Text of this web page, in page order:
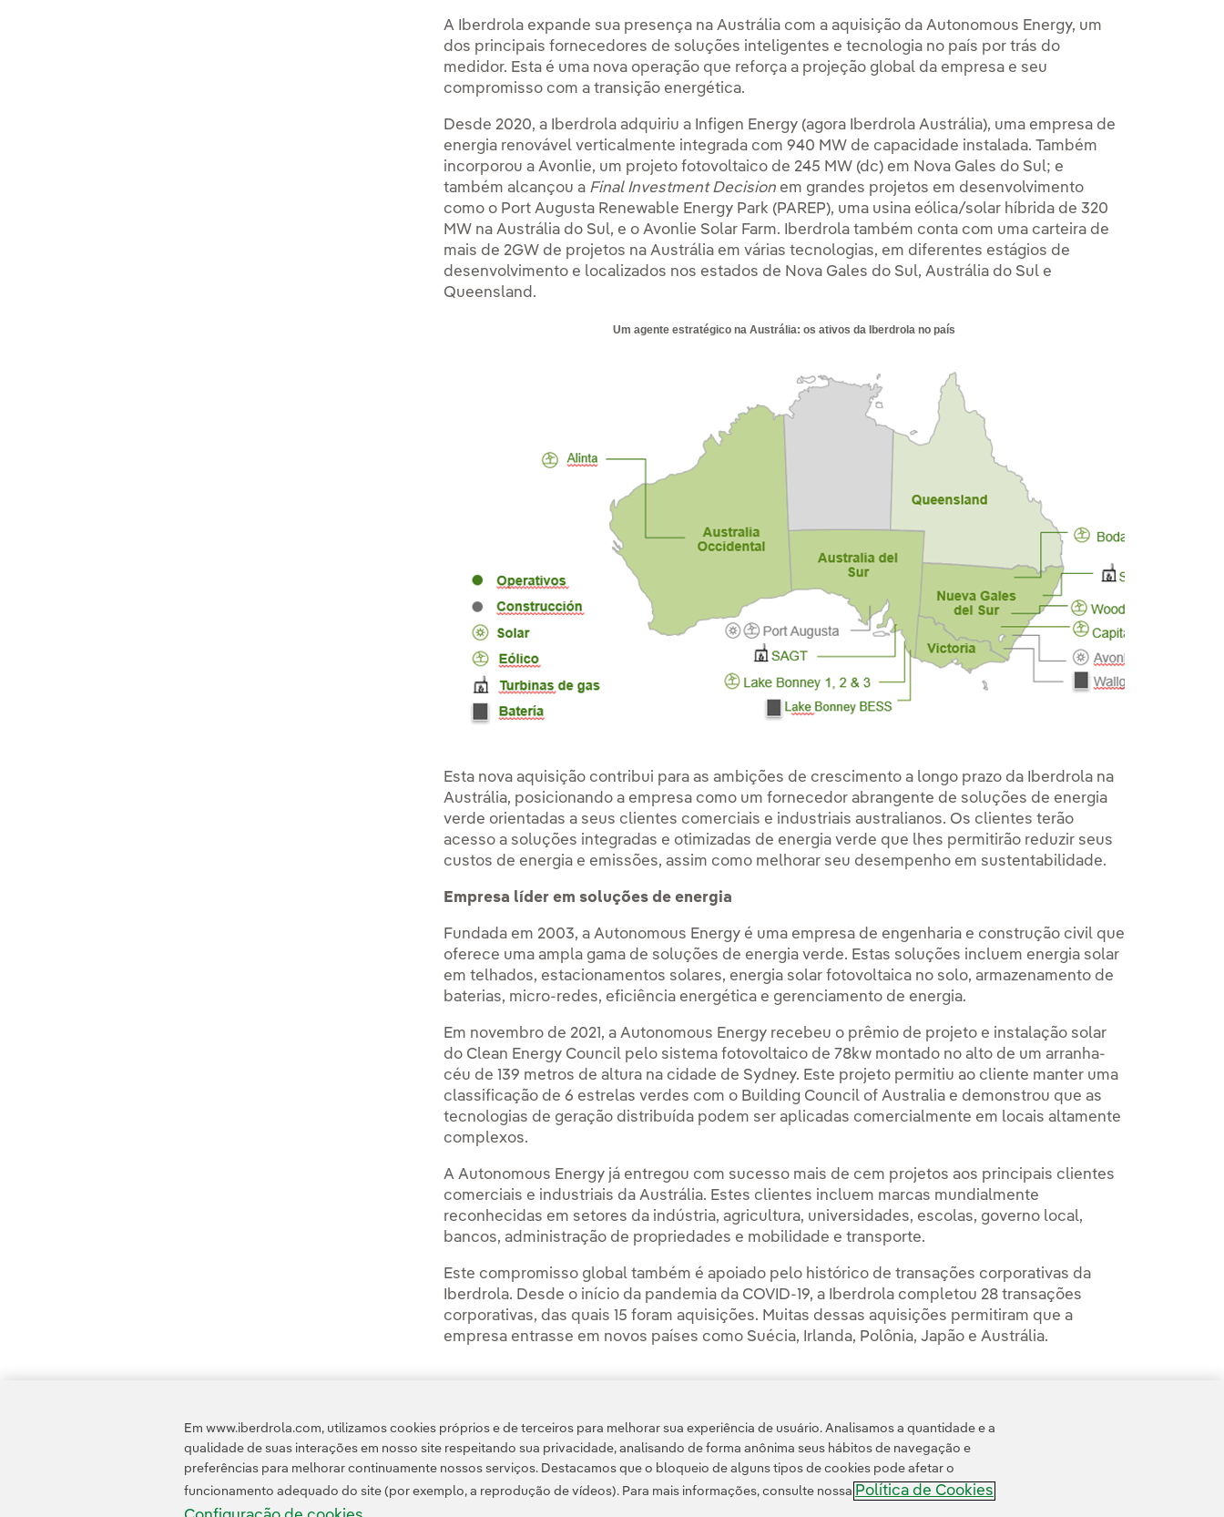
A Iberdrola expande sua presença na Austrália com a aquisição da Autonomous Energy, um
dos principais fornecedores de soluções inteligentes e tecnologia no país por trás do
medidor. Esta é uma nova operação que reforça a projeção global da empresa e seu
compromisso com a transição energética.
Desde 2020, a Iberdrola adquiriu a Infigen Energy (agora Iberdrola Austrália), uma empresa de
energia renovável verticalmente integrada com 940 MW de capacidade instalada. Também
incorporou a Avonlie, um projeto fotovoltaico de 245 MW (dc) em Nova Gales do Sul; e
também alcançou a Final Investment Decision em grandes projetos em desenvolvimento
como o Port Augusta Renewable Energy Park (PAREP), uma usina eólica/solar híbrida de 320
MW na Austrália do Sul, e o Avonlie Solar Farm. Iberdrola também conta com uma carteira de
mais de 2GW de projetos na Austrália em várias tecnologias, em diferentes estágios de
desenvolvimento e localizados nos estados de Nova Gales do Sul, Austrália do Sul e
Queensland.
Um agente estratégico na Austrália: os ativos da Iberdrola no país
Esta nova aquisição contribui para as ambições de crescimento a longo prazo da Iberdrola na
Austrália, posicionando a empresa como um fornecedor abrangente de soluções de energia
verde orientadas a seus clientes comerciais e industriais australianos. Os clientes terão
acesso a soluções integradas e otimizadas de energia verde que lhes permitirão reduzir seus
custos de energia e emissões, assim como melhorar seu desempenho em sustentabilidade.
Empresa líder em soluções de energia
Fundada em 2003, a Autonomous Energy é uma empresa de engenharia e construção civil que
oferece uma ampla gama de soluções de energia verde. Estas soluções incluem energia solar
em telhados, estacionamentos solares, energia solar fotovoltaica no solo, armazenamento de
baterias, micro-redes, eficiência energética e gerenciamento de energia.
Em novembro de 2021, a Autonomous Energy recebeu o prêmio de projeto e instalação solar
do Clean Energy Council pelo sistema fotovoltaico de 78kw montado no alto de um arranha-
céu de 139 metros de altura na cidade de Sydney. Este projeto permitiu ao cliente manter uma
classificação de 6 estrelas verdes com o Building Council of Australia e demonstrou que as
tecnologias de geração distribuída podem ser aplicadas comercialmente em locais altamente
complexos.
A Autonomous Energy já entregou com sucesso mais de cem projetos aos principais clientes
comerciais e industriais da Austrália. Estes clientes incluem marcas mundialmente
reconhecidas em setores da indústria, agricultura, universidades, escolas, governo local,
bancos, administração de propriedades e mobilidade e transporte.
Este compromisso global também é apoiado pelo histórico de transações corporativas da
Iberdrola. Desde o início da pandemia da COVID-19, a Iberdrola completou 28 transações
corporativas, das quais 15 foram aquisições. Muitas dessas aquisições permitiram que a
empresa entrasse em novos países como Suécia, Irlanda, Polônia, Japão e Austrália.
Acesso a informação legal
Em www.iberdrola.com, utilizamos cookies próprios e de terceiros para melhorar sua experiência de usuário. Analisamos a quantidade e a
qualidade de suas interações em nosso site respeitando sua privacidade, analisando de forma anônima seus hábitos de navegação e
preferências para melhorar continuamente nossos serviços. Destacamos que o bloqueio de alguns tipos de cookies pode afetar o
funcionamento adequado do site (por exemplo, a reprodução de vídeos). Para mais informações, consulte nossa Política de Cookies